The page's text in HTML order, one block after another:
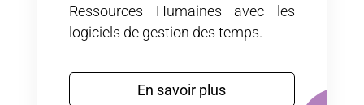
Ressources Humaines avec les
logiciels de gestion des temps.
En savoir plus